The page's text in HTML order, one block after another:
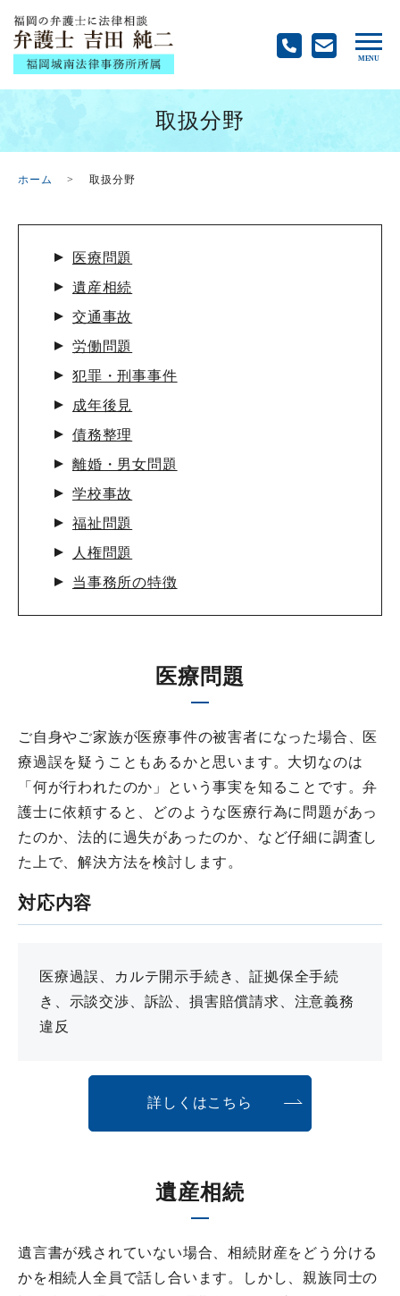
取扱分野
ホーム 取扱分野
医療問題
遺産相続
交通事故
労働問題
犯罪・刑事事件
成年後見
債務整理
離婚・男女問題
学校事故
福祉問題
人権問題
当事務所の特徴
医療問題
ご自身やご家族が医療事件の被害者になった場合、医
療過誤を疑うこともあるかと思います。大切なのは
「何が行われたのか」という事実を知ることです。弁
護士に依頼すると、どのような医療行為に問題があっ
たのか、法的に過失があったのか、など仔細に調査し
た上で、解決方法を検討します。
対応内容
医療過誤、カルテ開示手続き、証拠保全手続
き、示談交渉、訴訟、損害賠償請求、注意義務
違反
詳しくはこちら
遺産相続
遺言書が残されていない場合、相続財産をどう分ける
かを相続人全員で話し合います。しかし、親族同士の